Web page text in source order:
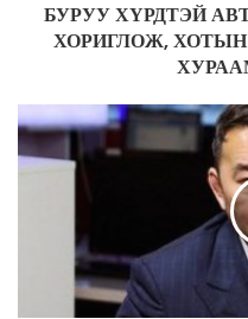
d
s
БУРУУ ХҮРДТЭЙ
ХОРИГЛОЖ,